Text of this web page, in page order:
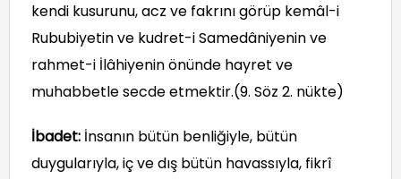
kendi kusurunu, acz ve fakrını görüp kemâl-i
Rububiyetin ve kudret-i Samedâniyenin ve
rahmet-i İlâhiyenin önünde hayret ve
muhabbetle secde etmektir.(9. Söz 2. nükte)
İbadet: İnsanın bütün benliğiyle, bütün
duygularıyla, iç ve dış bütün havassıyla, fikrî